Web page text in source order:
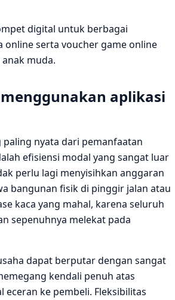
digital untuk berbagai
online serta voucher game online
muda.
aplikasi
nyata dari pemanfaatan
efisiensi modal yang sangat luar
perlu lagi menyisihkan anggaran
bangunan fisik di pinggir jalan atau
kaca yang mahal, karena seluruh
sepenuhnya melekat pada
dapat berputar dengan sangat
kendali penuh atas
eceran ke pembeli. Fleksibilitas